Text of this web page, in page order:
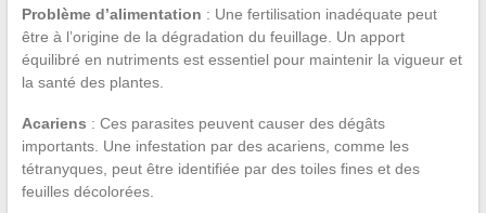
Problème d’alimentation : Une fertilisation inadéquate peut
être à l’origine de la dégradation du feuillage. Un apport
équilibré en nutriments est essentiel pour maintenir la vigueur et
la santé des plantes.
Acariens : Ces parasites peuvent causer des dégâts
importants. Une infestation par des acariens, comme les
tétranyques, peut être identifiée par des toiles fines et des
feuilles décolorées.